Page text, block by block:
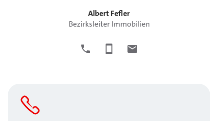
AlbertFefler
Bezirksleiter Immobilien